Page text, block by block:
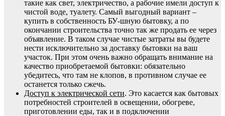
такие как свет, электричество, а рабочие имели доступ к
чистой воде, туалету. Самый выгодный вариант –
купить в собственность БУ-шную бытовку, а по
окончании строительства точно так же продать ее через
объявление. В таком случае чистые затраты вы будете
нести исключительно за доставку бытовки на ваш
участок. При этом очень важно обращать внимание на
качество приобретаемой бытовки: обязательно
убедитесь, что там не клопов, в противном случае ее
останется только сжечь.
Доступ к электрической сети. Это касается как бытовых
потребностей строителей в освещении, обогреве,
приготовлении еды, так и в подключении